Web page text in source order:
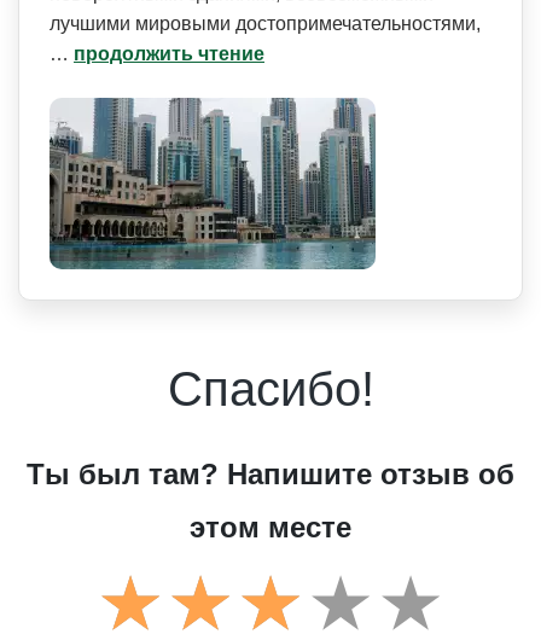
лучшими мировыми достопримечат­ельностями,
… продолжить чтение
Спасибо!
Ты был там? Напишите отзыв об
этом месте